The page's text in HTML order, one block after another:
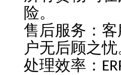
险。
售后服务：
户无后顾之
处理效率：